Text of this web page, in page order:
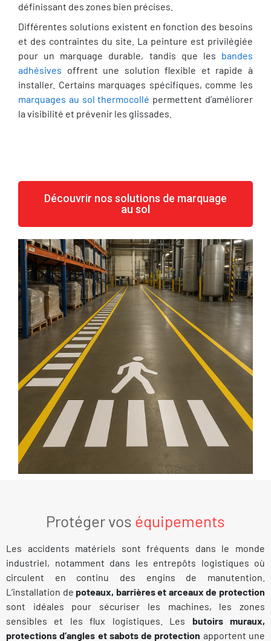
définissant des zones bien précises.
Différentes solutions existent en fonction des besoins
et des contraintes du site. La peinture est privilégiée
pour un marquage durable, tandis que les bandes
adhésives offrent une solution flexible et rapide à
installer. Certains marquages spécifiques, comme les
marquages au sol thermocollé permettent d’améliorer
la visibilité et prévenir les glissades.
Découvrir nos solutions de marquage
au sol
Protéger vos équipements
Les accidents matériels sont fréquents dans le monde
industriel, notamment dans les entrepôts logistiques où
circulent en continu des engins de manutention.
L’installation depoteaux, barrières et arceaux de protection
sont idéales pour sécuriser les machines, les zones
sensibles et les flux logistiques. Les butoirs muraux,
protections d’angles et sabots de protection apportent une